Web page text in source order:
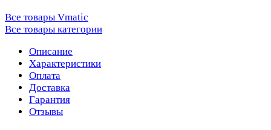
Все товары Vmatic
Все товары категории
Описание
Характеристики
Оплата
Доставка
Гарантия
Отзывы